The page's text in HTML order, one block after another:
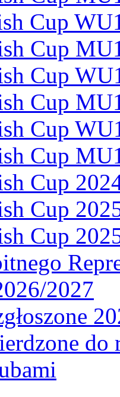
Cup
Cup
Cup
Cup
Cup
Cup
Cup
Cup
Cup
2027